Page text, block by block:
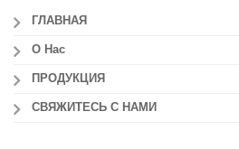
ГЛАВНАЯ
О Нас
ПРОДУКЦИЯ
СВЯЖИТЕСЬ С НАМИ